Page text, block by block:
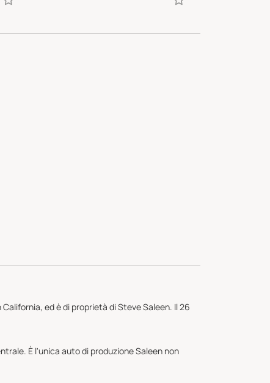
ed è di proprietà di Steve Saleen. Il 26
È l'unica auto di produzione Saleen non